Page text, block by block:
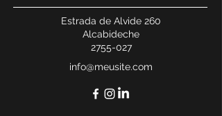
Estrada de Alvide 260
Alcabideche
2755-027
info@meusite.com